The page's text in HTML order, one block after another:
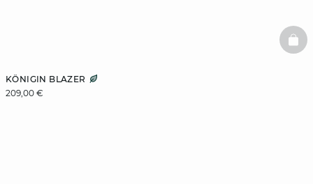
KÖNIGIN BLAZER
209,00 €